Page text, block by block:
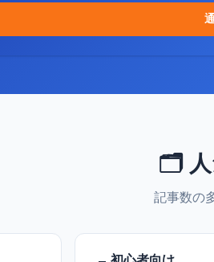
🗂️ 人
記事数の